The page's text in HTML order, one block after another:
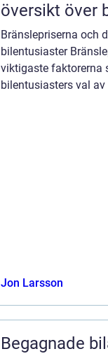
översikt över
Bränslepriserna och
bilentusiaster
viktigaste faktorerna
bilentusiasters val
Jon Larsson
Begagnade